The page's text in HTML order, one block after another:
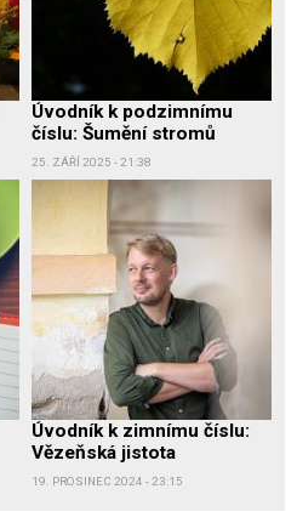
Úvodník k podzimnímu
číslu: Šumění stromů
25. ZÁŘÍ 2025 - 21:38
Úvodník k zimnímu číslu:
Vězeňská jistota
19. PROSINEC 2024 - 23:15